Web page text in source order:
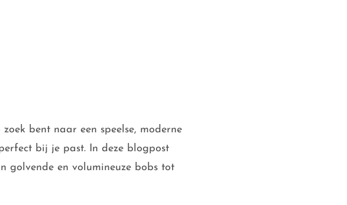
bent naar een speelse, moderne
bij je past. In deze blogpost
golvende en volumineuze bobs tot